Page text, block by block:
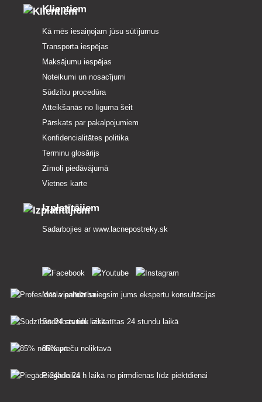
Klientiem
Kā mēs iesaiņojam jūsu sūtījumus
Transporta iespējas
Maksājumu iespējas
Noteikumi un nosacījumi
Sūdzību procedūra
Atteikšanās no līguma šeit
Pārskats par pakalpojumiem
Konfidencialitātes politika
Terminu glosārijs
Zīmoli piedāvājumā
Vietnes karte
Izplatītājiem
Sadarbojies ar www.lacnepostreky.sk
Mēs vienmēr sniegsim jums ekspertu konsultācijas
Sūdzības tiek izskatītas 24 stundu laikā
85% preču noliktavā
Piegāde 24 h laikā no pirmdienas līdz piektdienai